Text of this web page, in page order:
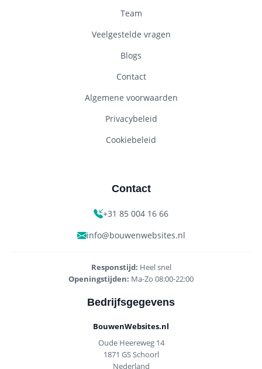
Team
Veelgestelde vragen
Blogs
Contact
Algemene voorwaarden
Privacybeleid
Cookiebeleid
Contact
+31 85 004 16 66
info@bouwenwebsites.nl
Responstijd: Heel snel
Openingstijden: Ma-Zo 08:00-22:00
Bedrijfsgegevens
BouwenWebsites.nl
Oude Heereweg 14
1871 GS Schoorl
Nederland